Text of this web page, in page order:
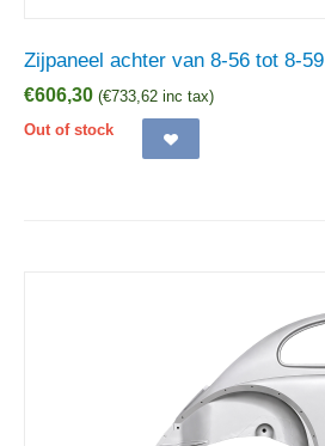
Zijpaneel achter van 8-56 tot 8-59
€606,30 (€733,62 inc tax)
Out of stock